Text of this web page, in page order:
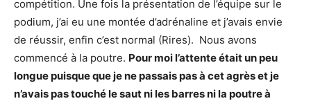
compétition. Une fois la présentation de l’équipe sur le
podium, j’ai eu une montée d’adrénaline et j’avais envie
de réussir, enfin c’est normal (Rires). Nous avons
commencé à la poutre. Pour moi l’attente était un peu
longue puisque que je ne passais pas à cet agrès et je
n’avais pas touché le saut ni les barres ni la poutre à